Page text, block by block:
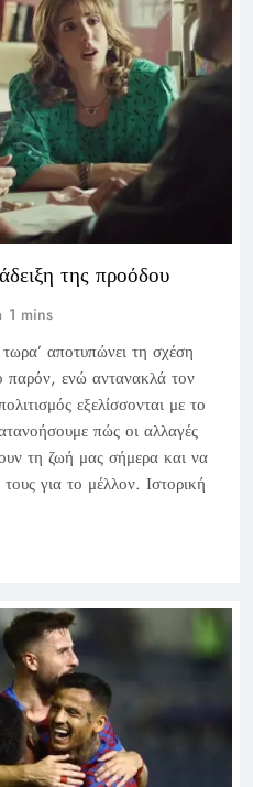
της προόδου
1 mins
αποτυπώνει τη σχέση
παρόν, ενώ αντανακλά τον
εξελίσσονται με το
πώς οι αλλαγές
τη ζωή μας σήμερα και να
τους για το μέλλον. Ιστορική